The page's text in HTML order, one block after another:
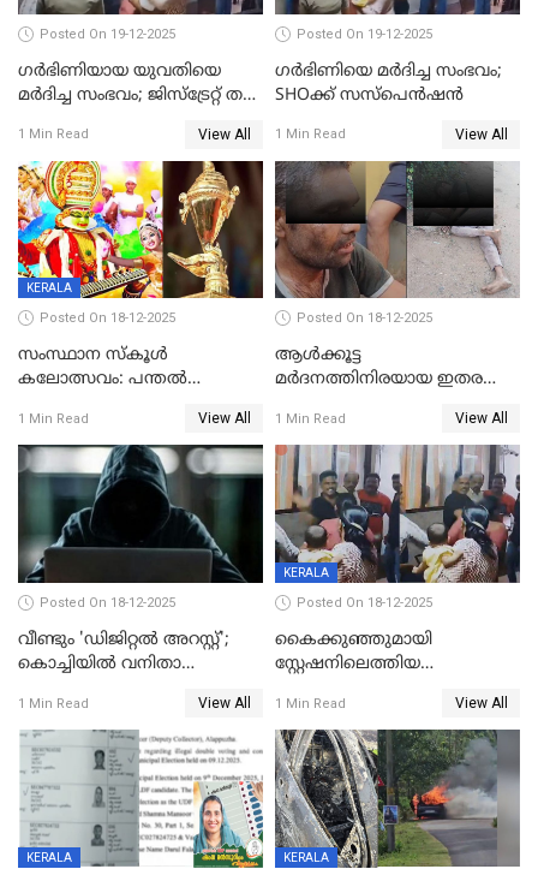
Posted On 19-12-2025
ഗര്‍ഭിണിയായ യുവതിയെ
മര്‍ദിച്ച സംഭവം; ജിസ്‌ട്രേറ്റ് തല
യുവതി
1 Min Read View All
Posted On 19-12-2025
ഗര്‍ഭിണിയെ മർദിച്ച സംഭവം;
SHOക്ക് സസ്പെൻഷൻ
1 Min Read View All
KERALA
Posted On 18-12-2025
സംസ്ഥാന സ്കൂൾ
കലോത്സവം: പന്തൽ
1 Min Read View All
Posted On 18-12-2025
ആൾക്കൂട്ട
മർദനത്തിനിരയായ ഇതര
നടുക്കുന്ന സംഭവം
വാളയാറിൽ
1 Min Read View All
Posted On 18-12-2025
വീണ്ടും 'ഡിജിറ്റല്‍ അറസ്റ്റ്';
കൊച്ചിയില്‍ വനിതാ
കോടി രൂപ
1 Min Read View All
KERALA
Posted On 18-12-2025
കൈക്കുഞ്ഞുമായി
സ്റ്റേഷനിലെത്തിയ
കരണത്തടിച്ചു; CC ടിവി
ദൃശ്യങ്ങൾ പുറത്ത്
1 Min Read View All
KERALA KERALA